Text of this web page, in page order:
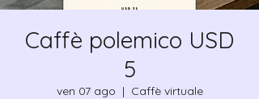
Caffè polemico USD
5
ven 07 ago
  |
Caffè virtuale